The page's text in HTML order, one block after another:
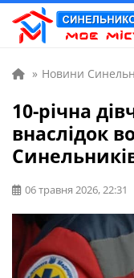
» Новини
10-річна
внаслідок
06 травня 2026, 22:31